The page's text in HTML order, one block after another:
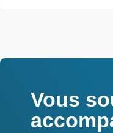
Vous